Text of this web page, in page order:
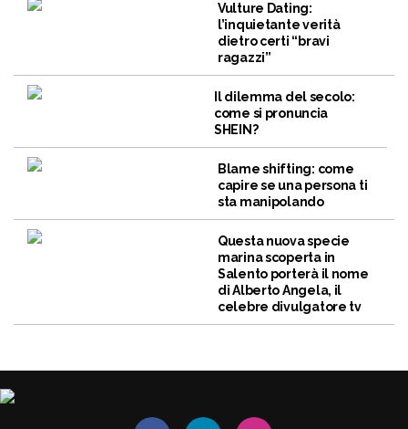
Vulture Dating:
l’inquietante verità
dietro certi “bravi
ragazzi”
Il dilemma del secolo:
come si pronuncia
SHEIN?
Blame shifting: come
capire se una persona ti
sta manipolando
Questa nuova specie
marina scoperta in
Salento porterà il nome
di Alberto Angela, il
celebre divulgatore tv